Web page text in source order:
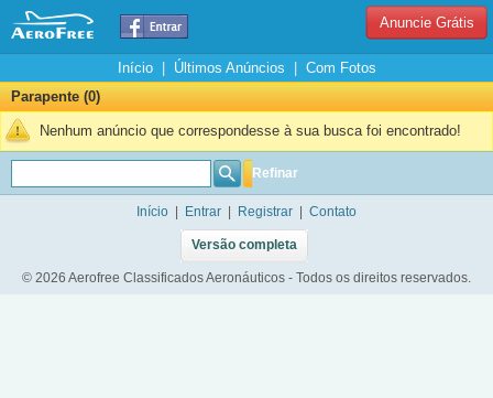
Anuncie Grátis
Início| Últimos Anúncios
Com Fotos
Parapente (0)
Nenhum anúncio que correspondesse à sua busca foi encontrado!
Refinar
Início Entrar Registrar Contato
Versão completa
© 2026 Aerofree Classificados Aeronáuticos - Todos os direitos reservados.